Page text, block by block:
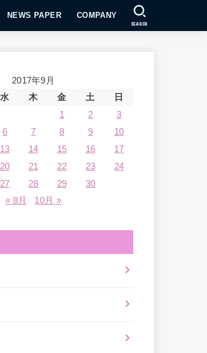
NEWS PAPER COMPANY
SEARCH
2017年9月
水 木 金 土
日
1
2
3
6 7 8 9
10
13 14 15 16
17
20 21 22 23
24
27 28 29
30
« 8月
10月 »